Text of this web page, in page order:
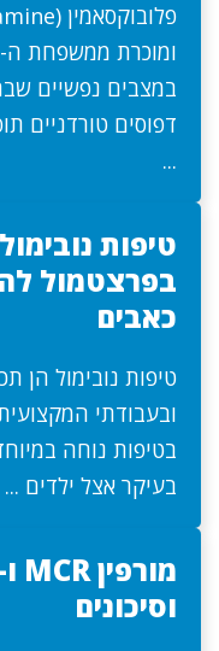
במצבים נפשיים
דפוסים טורדניים
...
טיפות
בפרצטמול
כאבים
טיפות נובימול הן
ובעבודתי
בטיפות נוחה
בעיקר אצל ילדים ...
וסיכונים